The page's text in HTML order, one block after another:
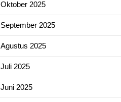
Oktober 2025
September 2025
Agustus 2025
Juli 2025
Juni 2025